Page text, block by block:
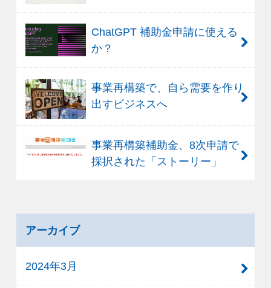
ChatGPT 補助金申請に使える
か？
事業再構築で、自ら需要を作り
出すビジネスへ
事業再構築補助金、8次申請で
採択された「ストーリー」
アーカイブ
2024年3月